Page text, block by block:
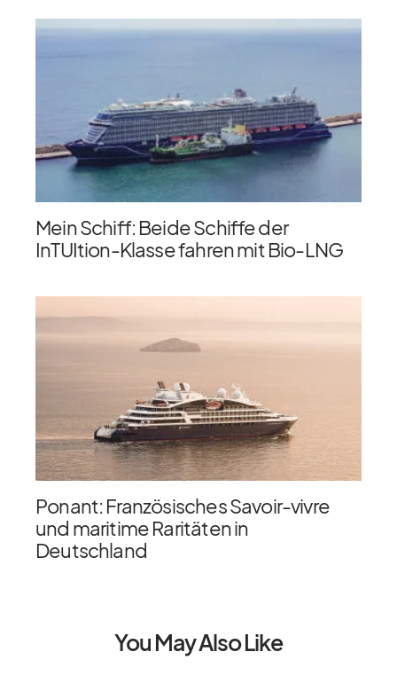
Mein Schiff: Beide Schiffe der
InTUItion-Klasse fahren mit Bio-LNG
Ponant: Französisches Savoir-vivre
und maritime Raritäten in
Deutschland
You May Also Like